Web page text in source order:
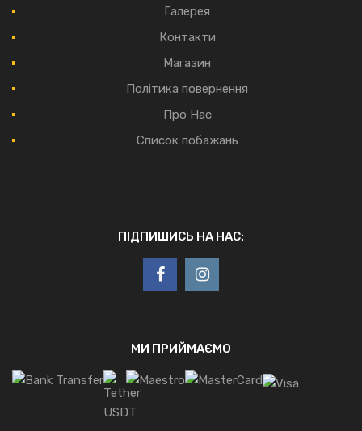
Галерея
Контакти
Магазин
Політика повернення
Про Нас
Список побажань
ПІДПИШИСЬ НА НАС:
МИ ПРИЙМАЄМО